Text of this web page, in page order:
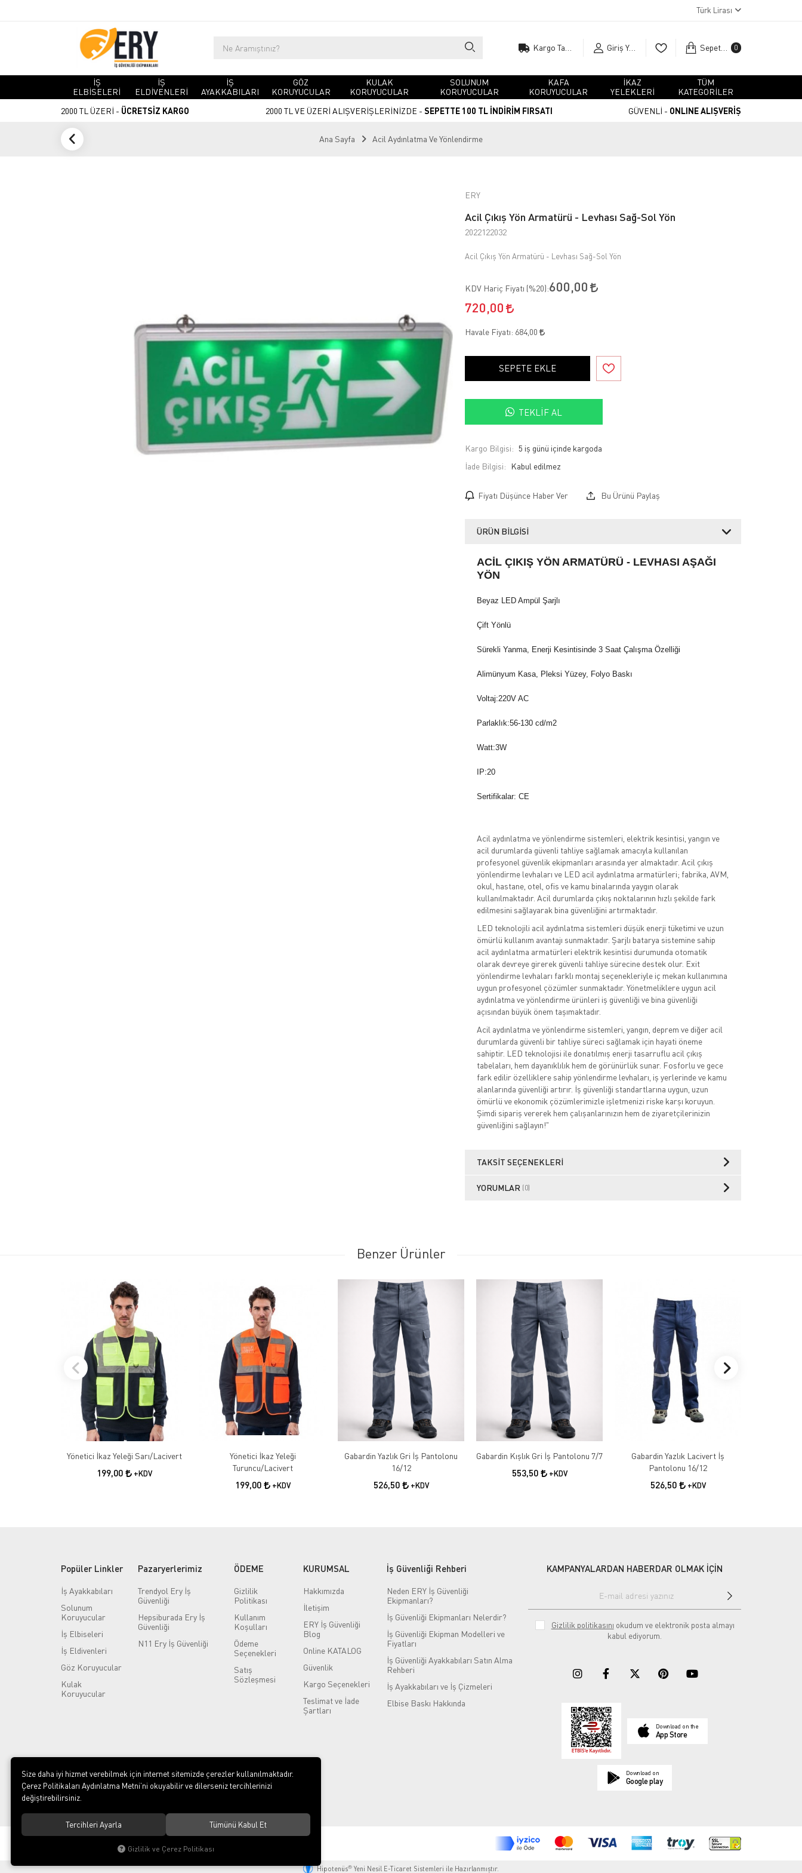
Türk Lirası
Giriş Yap Sepetim 0
İŞ
ELBİSELERİ
İŞ
ELDİVENLERİ
İŞ
AYAKKABILARI
GÖZ
KORUYUCULAR
KULAK
KORUYUCULAR
SOLUNUM
KORUYUCULAR
KAFA
KORUYUCULAR
İKAZ
YELEKLERİ
TÜM
KATEGORİLER
2000 TL ÜZERİ - ÜCRETSİZ KARGO 2000 TL VE ÜZERİ ALIŞVERİŞLERİNİZDE - SEPETTE 100 TL İNDİRİM FIRSATI GÜVENLİ - ONLINE ALIŞVERİŞ
Ana Sayfa Acil Aydınlatma Ve Yönlendirme
ERY
Acil Çıkış Yön Armatürü - Levhası Sağ-Sol Yön
2022122032
Acil Çıkış Yön Armatürü - Levhası Sağ-Sol Yön
KDV Hariç Fiyatı (%20):600,00
720,00
Havale Fiyatı: 684,00
SEPETE EKLE
TEKLIF AL
Kargo Bilgisi: 5 iş günü içinde kargoda
İade Bilgisi:
Fiyatı Düşünce Haber Ver Bu Ürünü Paylaş
ÜRÜN BILGISI
ACİL ÇIKIŞ YÖN ARMATÜRÜ - LEVHASI AŞAĞI
YÖN
Beyaz LED Ampül Şarjlı
Çift Yönlü
Sürekli Yanma, Enerji Kesintisinde 3 Saat Çalışma Özelliği
Alimünyum Kasa, Pleksi Yüzey, Folyo Baskı
Voltaj:220V AC
Parlaklık:56-130 cd/m2
Watt:3W
IP:20
Sertifikalar: CE
Acil aydınlatma ve yönlendirme sistemleri, elektrik kesintisi, yangın ve
acil durumlarda güvenli tahliye sağlamak amacıyla kullanılan
profesyonel güvenlik ekipmanları arasında yer almaktadır. Acil çıkış
yönlendirme levhaları ve LED acil aydınlatma armatürleri; fabrika, AVM,
okul, hastane, otel, ofis ve kamu binalarında yaygın olarak
kullanılmaktadır. Acil durumlarda çıkış noktalarının hızlı şekilde fark
edilmesini sağlayarak bina güvenliğini artırmaktadır.
LED teknolojili acil aydınlatma sistemleri düşük enerji tüketimi ve uzun
ömürlü kullanım avantajı sunmaktadır. Şarjlı batarya sistemine sahip
acil aydınlatma armatürleri elektrik kesintisi durumunda otomatik
olarak devreye girerek güvenli tahliye sürecine destek olur. Exit
yönlendirme levhaları farklı montaj seçenekleriyle iç mekan kullanımına
uygun profesyonel çözümler sunmaktadır. Yönetmeliklere uygun acil
aydınlatma ve yönlendirme ürünleri iş güvenliği ve bina güvenliği
açısından büyük önem taşımaktadır.
Acil aydınlatma ve yönlendirme sistemleri, yangın, deprem ve diğer acil
durumlarda güvenli bir tahliye süreci sağlamak için hayati öneme
sahiptir. LED teknolojisi ile donatılmış enerji tasarruflu acil çıkış
tabelaları, hem dayanıklılık hem de görünürlük sunar. Fosforlu ve gece
fark edilir özelliklere sahip yönlendirme levhaları, iş yerlerinde ve kamu
alanlarında güvenliği artırır. İş güvenliği standartlarına uygun, uzun
ömürlü ve ekonomik çözümlerimizle işletmenizi riske karşı koruyun.
Şimdi sipariş vererek hem çalışanlarınızın hem de ziyaretçilerinizin
güvenliğini sağlayın!"
TAKSIT SEÇENEKLERI
YORUMLAR (0)
Benzer Ürünler
Yönetici İkaz Yeleği Sarı/Lacivert
199,00 +KDV
Yönetici İkaz Yeleği
Turuncu/Lacivert
199,00 +KDV
Gabardin Yazlık Gri İş Pantolonu
16/12
526,50 +KDV
Gabardin Kışlık Gri İş Pantolonu 7/7
553,50 +KDV
Gabardin Yazlık Lacivert İş
Pantolonu 16/12
526,50 +KDV
Popüler Linkler
İş Ayakkabıları
Solunum
Koruyucular
İş Elbiseleri
İş Eldivenleri
Göz Koruyucular
Kulak
Koruyucular
Pazaryerlerimiz
Trendyol Ery İş
Güvenliği
Hepsiburada Ery İş
Güvenliği
N11 Ery İş Güvenliği
ÖDEME
Gizlilik
Politikası
Kullanım
Koşulları
Ödeme
Seçenekleri
Satış
Sözleşmesi
KURUMSAL
Hakkımızda
İletişim
ERY İş Güvenliği
Blog
Online KATALOG
Güvenlik
Kargo Seçenekleri
Teslimat ve İade
Şartları
İş Güvenliği Rehberi
Neden ERY İş Güvenliği
Ekipmanları?
İş Güvenliği Ekipmanları Nelerdir?
İş Güvenliği Ekipman Modelleri ve
Fiyatları
İş Güvenliği Ayakkabıları Satın Alma
Rehberi
İş Ayakkabıları ve İş Çizmeleri
Elbise Baskı Hakkında
KAMPANYALARDAN HABERDAR OLMAK İÇİN
Gizlilik politikasını okudum ve elektronik posta almayı
kabul ediyorum.
Download on the
App Store
Download on
Google play
ERY İş Güvenliği Ekipmanları
Hipotenüs® Yeni Nesil E-Ticaret Sistemleri ile Hazırlanmıştır.
Size daha iyi hizmet verebilmek için internet sitemizde çerezler kullanılmaktadır.
Çerez Politikaları Aydınlatma Metni’ni okuyabilir ve dilerseniz tercihlerinizi
değiştirebilirsiniz.
Tercihleri Ayarla Tümünü Kabul Et
Gizlilik ve Çerez Politikası